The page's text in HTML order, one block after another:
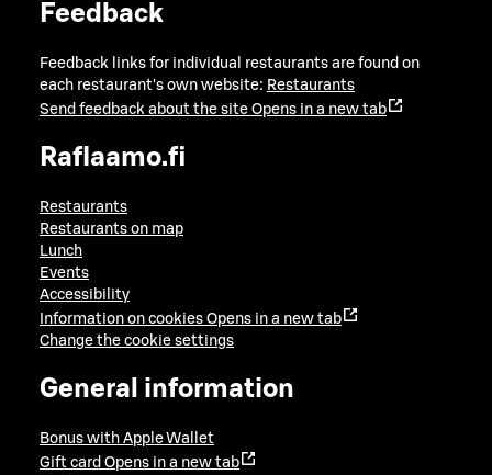
Feedback
Feedback links for individual restaurants are found on
each restaurant's own website: Restaurants
Send feedback about the site Opens in a new tab
Raflaamo.fi
Restaurants
Restaurants on map
Lunch
Events
Accessibility
Information on cookies Opens in a new tab
Change the cookie settings
General information
Bonus with Apple Wallet
Gift card Opens in a new tab